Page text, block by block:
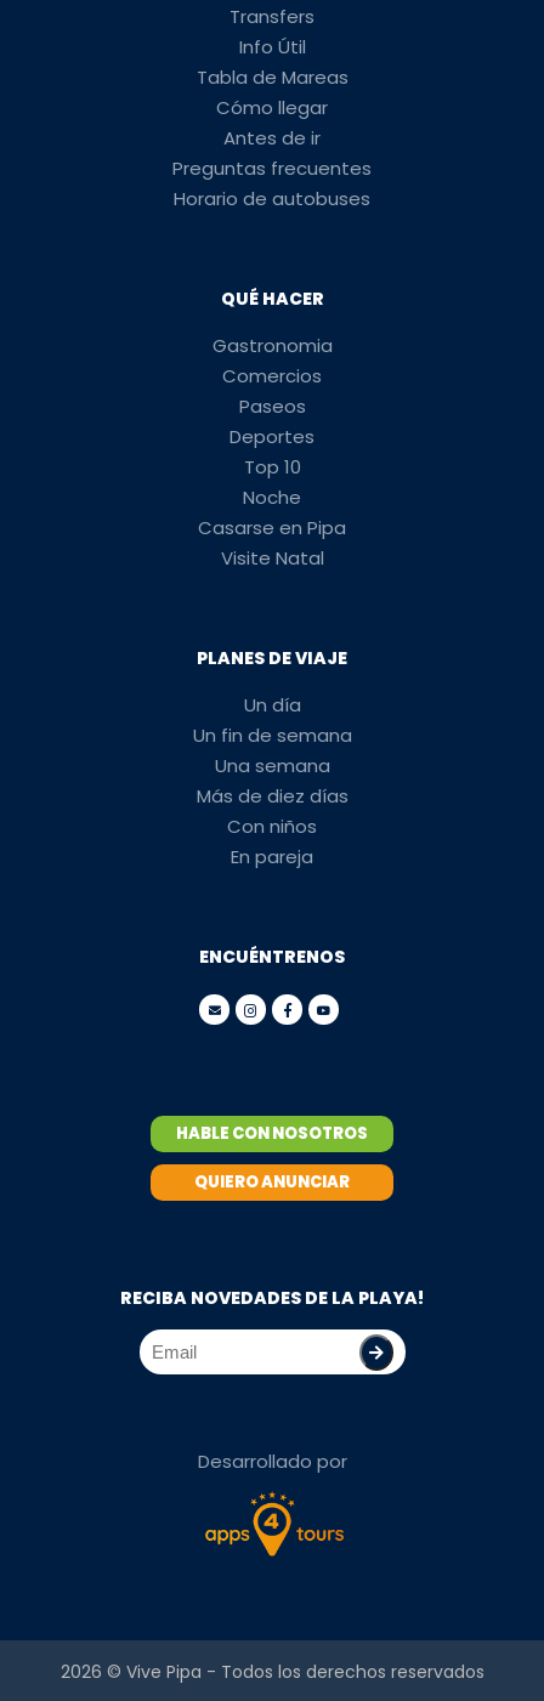
Transfers
Info Útil
Tabla de Mareas
Cómo llegar
Antes de ir
Preguntas frecuentes
Horario de autobuses
QUÉ HACER
Gastronomia
Comercios
Paseos
Deportes
Top 10
Noche
Casarse en Pipa
Visite Natal
PLANES DE VIAJE
Un día
Un fin de semana
Una semana
Más de diez días
Con niños
En pareja
ENCUÉNTRENOS
HABLE CON NOSOTROS
QUIERO ANUNCIAR
RECIBA NOVEDADES DE LA PLAYA!
Desarrollado por
2026 © Vive Pipa - Todos los derechos reservados